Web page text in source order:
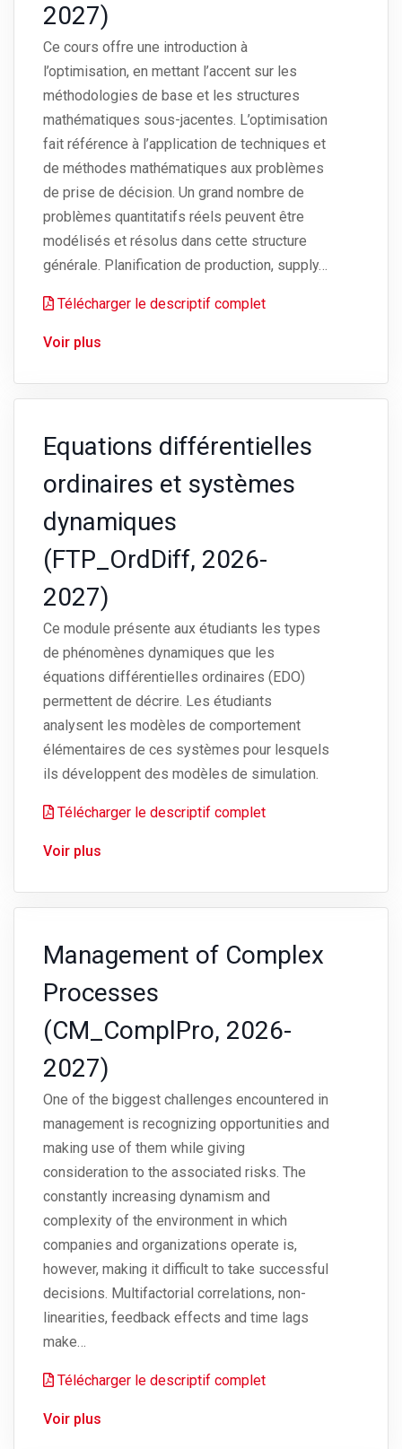
Management of Complex
Processes
(CM_ComplPro, 2026-
2027)
One of the biggest challenges encountered in
management is recognizing opportunities and
making use of them while giving
consideration to the associated risks. The
constantly increasing dynamism and
complexity of the environment in which
companies and organizations operate is,
however, making it difficult to take successful
decisions. Multifactorial correlations, non-
linearities, feedback effects and time lags
make…
Télécharger le descriptif complet
Voir plus
2027)
Ce cours offre une introduction à
l’optimisation, en mettant l’accent sur les
méthodologies de base et les structures
mathématiques sous-jacentes. L’optimisation
fait référence à l’application de techniques et
de méthodes mathématiques aux problèmes
de prise de décision. Un grand nombre de
problèmes quantitatifs réels peuvent être
modélisés et résolus dans cette structure
générale. Planification de production, supply…
Télécharger le descriptif complet
Voir plus
Equations différentielles
ordinaires et systèmes
dynamiques
(FTP_OrdDiff, 2026-
2027)
Ce module présente aux étudiants les types
de phénomènes dynamiques que les
équations différentielles ordinaires (EDO)
permettent de décrire. Les étudiants
analysent les modèles de comportement
élémentaires de ces systèmes pour lesquels
ils développent des modèles de simulation.
Télécharger le descriptif complet
Voir plus